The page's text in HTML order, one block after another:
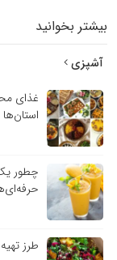
بیشتر بخوانید
آشپزی
غذای
چطور
طرز